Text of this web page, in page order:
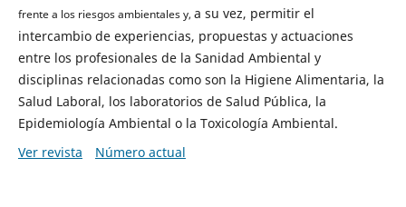
frente a los riesgos ambientales y, a su vez, permitir el
intercambio de experiencias, propuestas y actuaciones
entre los profesionales de la Sanidad Ambiental y
disciplinas relacionadas como son la Higiene Alimentaria, la
Salud Laboral, los laboratorios de Salud Pública, la
Epidemiología Ambiental o la Toxicología Ambiental.
Ver revista
Número actual